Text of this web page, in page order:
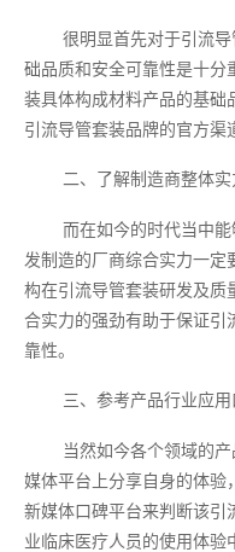
很明显首先对于引流
础品质和安全可靠性是十分
装具体构成材料产品的基础
引流导管套装品牌的官方渠
二、了解制造商整体实
而在如今的时代当中
发制造的厂商综合实力一定
构在引流导管套装研发及质
合实力的强劲有助于保证引
靠性。
三、参考产品行业应
当然如今各个领域的
媒体平台上分享自身的体验
新媒体口碑平台来判断该引
业临床医疗人员的使用体验